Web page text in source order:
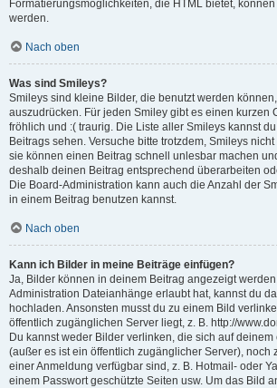
Formatierungsmöglichkeiten, die HTML bietet,
werden.
Nach oben
Was sind Smileys?
Smileys sind kleine Bilder, die benutzt werden
auszudrücken. Für jeden Smiley gibt es einen kurzen
fröhlich und :( traurig. Die Liste aller Smileys kannst
Beitrags sehen. Versuche bitte trotzdem, Smileys
sie können einen Beitrag schnell unlesbar machen
deshalb deinen Beitrag entsprechend überarbeiten
Die Board-Administration kann auch die Anzahl der
in einem Beitrag benutzen kannst.
Nach oben
Kann ich Bilder in meine Beiträge einfügen?
Ja, Bilder können in deinem Beitrag angezeigt
Administration Dateianhänge erlaubt hat, kannst du
hochladen. Ansonsten musst du zu einem Bild
öffentlich zugänglichen Server liegt, z. B. http://
Du kannst weder Bilder verlinken, die sich auf
(außer es ist ein öffentlich zugänglicher Server), noch
einer Anmeldung verfügbar sind, z. B. Hotmail- oder
einem Passwort geschützte Seiten usw. Um das Bild